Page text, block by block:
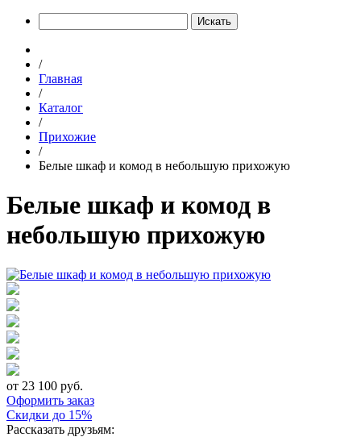
Искать
/
Главная
/
Каталог
/
Прихожие
/
Белые шкаф и комод в небольшую прихожую
Белые шкаф и комод в
небольшую прихожую
от 23 100 руб.
Оформить заказ
Скидки до 15%
Рассказать друзьям: